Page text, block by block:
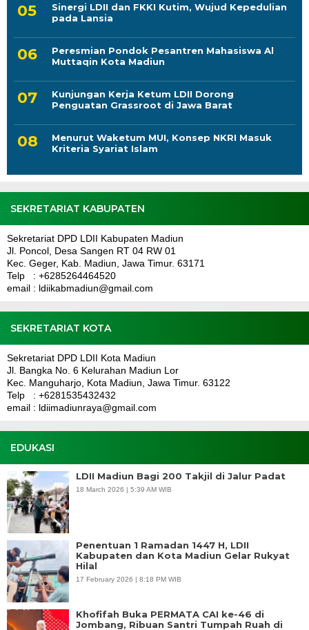
Sinergi LDII dan FKKI Kutim, Wujud Kepedulian
pada Lansia
Peresmian Pondok Pesantren Mahasiswa Al
Muttaqin Kota Madiun
Kunjungan Kerja Ketum LDII Dorong
Penguatan Grassroot di Jawa Barat
Menurut Waketum MUI, Konsep NKRI Masuk
Kriteria Syariat Islam
SEKRETARIAT KABUPATEN
Sekretariat DPD LDII Kabupaten Madiun
Jl. Poncol, Desa Sangen RT 04 RW 01
Kec. Geger, Kab. Madiun, Jawa Timur. 63171
Telp : +6285264464520
email : ldiikabmadiun@gmail.com
SEKRETARIAT KOTA
Sekretariat DPD LDII Kota Madiun
Jl. Bangka No. 6 Kelurahan Madiun Lor
Kec. Manguharjo, Kota Madiun, Jawa Timur. 63122
Telp : +6281535432432
email : ldiimadiunraya@gmail.com
EDUKASI
LDII Madiun Bagi 200 Takjil di Jalur Padat
18 March 2026 | 5:39 AM WIB
Penentuan 1 Ramadan 1447 H, LDII
Kabupaten dan Kota Madiun Gelar Rukyat
Hilal
17 February 2026 | 8:18 PM WIB
Khofifah Buka PERMATA CAI ke-46 di
Jombang, Ribuan Santri Tumpah Ruah di